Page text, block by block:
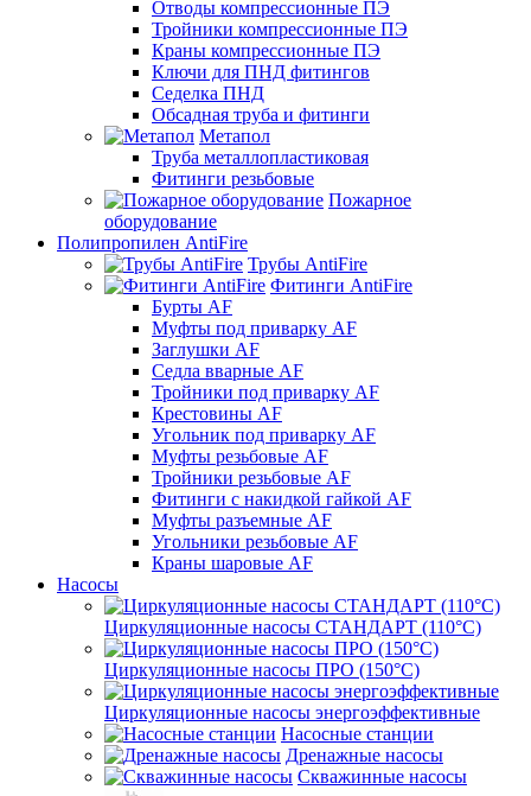
Отводы компрессионные ПЭ
Тройники компрессионные ПЭ
Краны компрессионные ПЭ
Ключи для ПНД фитингов
Седелка ПНД
Обсадная труба и фитинги
Метапол
Труба металлопластиковая
Фитинги резьбовые
Пожарное
оборудование
Полипропилен AntiFire
Трубы AntiFire
Фитинги AntiFire
Бурты AF
Муфты под приварку AF
Заглушки AF
Седла вварные AF
Тройники под приварку AF
Крестовины AF
Угольник под приварку AF
Муфты резьбовые AF
Тройники резьбовые AF
Фитинги с накидкой гайкой AF
Муфты разъемные AF
Угольники резьбовые AF
Краны шаровые AF
Насосы
Циркуляционные насосы СТАНДАРТ (110°C)
Циркуляционные насосы ПРО (150°C)
Циркуляционные насосы энергоэффективные
Насосные станции
Дренажные насосы
Скважинные насосы